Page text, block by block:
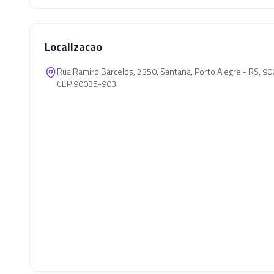
Localizacao
Rua Ramiro Barcelos, 2350, Santana, Porto Alegre - RS,
CEP 90035-903